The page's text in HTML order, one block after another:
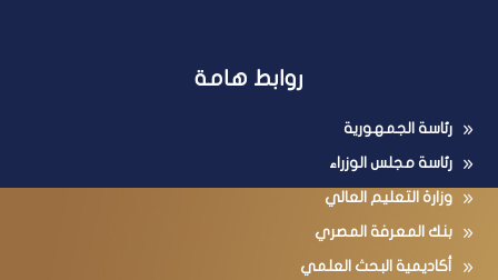
روابط هامة
رئاسة الجمهورية
رئاسة مجلس الوزراء
وزارة التعليم العالي
بنك المعرفة المصري
أكاديمية البحث العلمي